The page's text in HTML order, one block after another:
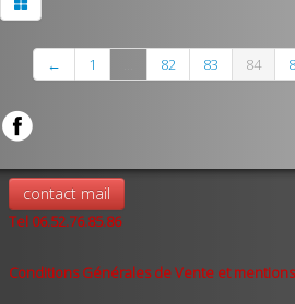
← 1 82 83 84
contact mail
Tel 06.52.76.85.86
Conditions Générales de Vente et